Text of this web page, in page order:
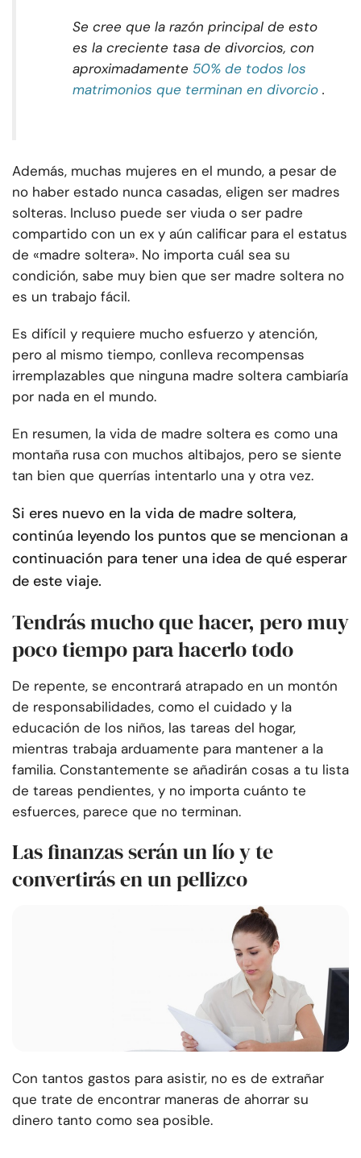
Se cree que la razón principal de esto
es la creciente tasa de divorcios, con
aproximadamente 50% de todos los
matrimonios que terminan en divorcio .
Además, muchas mujeres en el mundo, a pesar de
no haber estado nunca casadas, eligen ser madres
solteras. Incluso puede ser viuda o ser padre
compartido con un ex y aún calificar para el estatus
de «madre soltera». No importa cuál sea su
condición, sabe muy bien que ser madre soltera no
es un trabajo fácil.
Es difícil y requiere mucho esfuerzo y atención,
pero al mismo tiempo, conlleva recompensas
irremplazables que ninguna madre soltera cambiaría
por nada en el mundo.
En resumen, la vida de madre soltera es como una
montaña rusa con muchos altibajos, pero se siente
tan bien que querrías intentarlo una y otra vez.
Si eres nuevo en la vida de madre soltera,
continúa leyendo los puntos que se mencionan a
continuación para tener una idea de qué esperar
de este viaje.
Tendrás mucho que hacer, pero muy
poco tiempo para hacerlo todo
De repente, se encontrará atrapado en un montón
de responsabilidades, como el cuidado y la
educación de los niños, las tareas del hogar,
mientras trabaja arduamente para mantener a la
familia. Constantemente se añadirán cosas a tu lista
de tareas pendientes, y no importa cuánto te
esfuerces, parece que no terminan.
Las finanzas serán un lío y te
convertirás en un pellizco
Con tantos gastos para asistir, no es de extrañar
que trate de encontrar maneras de ahorrar su
dinero tanto como sea posible.